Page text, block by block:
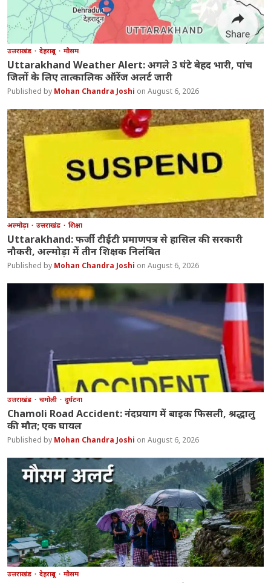
उत्तराखंड देहरादून मौसम
Uttarakhand Weather Alert: अगले 3 घंटे बेहद भारी, पांच
जिलों के लिए तात्कालिक ऑरेंज अलर्ट जारी
Mohan Chandra Joshi August 6, 2026
अल्मोड़ा उत्तराखंड शिक्षा
Uttarakhand: फर्जी टीईटी प्रमाणपत्र से हासिल की सरकारी
नौकरी, अल्मोड़ा में तीन शिक्षक निलंबित
Mohan Chandra Joshi August 6, 2026
उत्तराखंड चमोली दुर्घटना
Chamoli Road Accident: नंदप्रयाग में बाइक फिसली, श्रद्धालु
की मौत; एक घायल
Mohan Chandra Joshi August 6, 2026
उत्तराखंड देहरादून मौसम